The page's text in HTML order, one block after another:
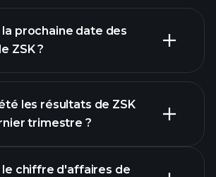
finances de
prochaine date des
ZSK ?
Calendrier des résultats
les résultats de ZSK
trimestre ?
le chiffre d'affaires de